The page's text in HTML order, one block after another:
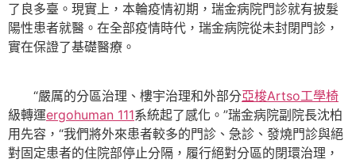
了良多臺。現實上，本輪疫情初期，瑞金病院門診就有披髮
陽性患者就醫。在全部疫情時代，瑞金病院從未封閉門診，
實在保證了基礎醫療。
“嚴厲的分區治理、樓宇治理和外部分亞梭Artso工學椅
級轉運ergohuman 111系統起了感化。”瑞金病院副院長沈柏
用先容，“我們將外來患者較多的門診、急診、發燒門診與絕
對固定患者的住院部停止分隔，履行絕對分區的閉環治理，